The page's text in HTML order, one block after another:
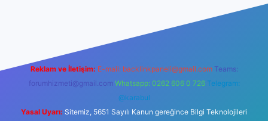
Reklam ve İletişim: E-mail: backlinkpaneli@gmail.com Teams:
forumhizmeti@gmail.com Whatsapp: 0262 606 0 726 Telegram:
@karabul
Yasal Uyarı: Sitemiz, 5651 Sayılı Kanun gereğince Bilgi Teknolojileri